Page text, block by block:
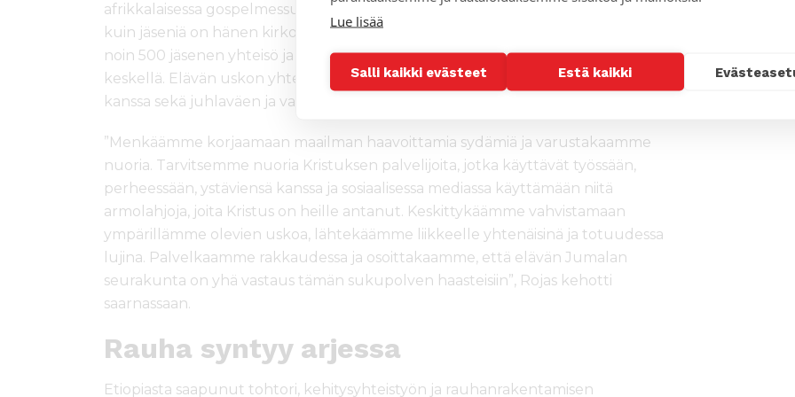
Lue lisää
Salli kaikki evästeet Estä kaikki
afrikkalaisessa gospelmessussa Lapuan tuomiokirkossa oli enemmän väkeä
kuin jäseniä on hänen kirkossaan. Kolumbiassa evankelis-luterilainen kirkko on
noin 500 jäsenen yhteisö ja elää vähemmistökirkkona monien haasteiden
keskellä. Elävän uskon yhteyden kokeminen suomalaisten kristittyjen
kanssa sekä juhlaväen ja vapaaehtoisten aktiivisuus koskettivat piispaa.
”Menkäämme korjaamaan maailman haavoittamia sydämiä ja varustakaamme
nuoria. Tarvitsemme nuoria Kristuksen palvelijoita, jotka käyttävät työssään,
perheessään, ystäviensä kanssa ja sosiaalisessa mediassa käyttämään niitä
armolahjoja, joita Kristus on heille antanut. Keskittykäämme vahvistamaan
ympärillämme olevien uskoa, lähtekäämme liikkeelle yhtenäisinä ja totuudessa
lujina. Palvelkaamme rakkaudessa ja osoittakaamme, että elävän Jumalan
seurakunta on yhä vastaus tämän sukupolven haasteisiin”, Rojas kehotti
saarnassaan.
Rauha syntyy arjessa
Etiopiasta saapunut tohtori, kehitysyhteistyön ja rauhanrakentamisen